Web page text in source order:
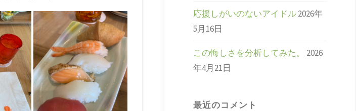
応援しがいのないアイドル2026年
5月16日
この悔しさを分析してみた。
2026
年4月21日
最近のコメント